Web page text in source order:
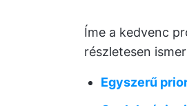
Íme a kedvenc
részletesen
Egyszerű